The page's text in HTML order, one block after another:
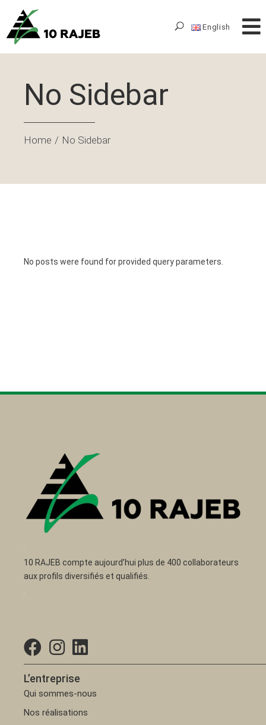
English
No Sidebar
Home No Sidebar
No posts were found for provided query parameters.
10 RAJEB compte aujourd’hui plus de 400 collaborateurs
aux profils diversifiés et qualifiés.
L’entreprise
Qui sommes-nous
Nos réalisations